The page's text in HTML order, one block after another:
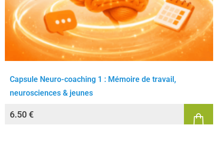
Capsule Neuro-coaching 1 : Mémoire de travail,
neurosciences & jeunes
6.50€